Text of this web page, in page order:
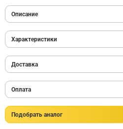
Описание
Характеристики
Доставка
Оплата
Подобрать аналог